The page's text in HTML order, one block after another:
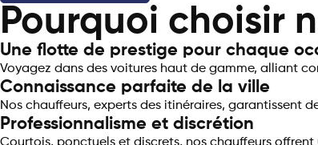
Pourquoi choisir
Une flotte de prestige pour chaque
Voyagez dans des voitures haut de gamme, alliant
Connaissance parfaite de la ville
Nos chauffeurs, experts des itinéraires, garantissent
Professionnalisme et discrétion